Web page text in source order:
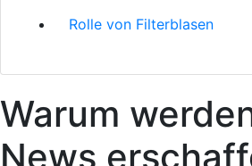
Rolle von Filterblasen
Warum
News